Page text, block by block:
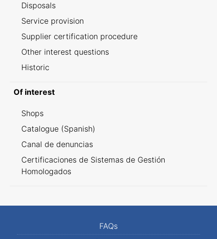
Disposals
Service provision
Supplier certification procedure
Other interest questions
Historic
Of interest
Shops
Catalogue (Spanish)
Canal de denuncias
Certificaciones de Sistemas de Gestión
Homologados
FAQs